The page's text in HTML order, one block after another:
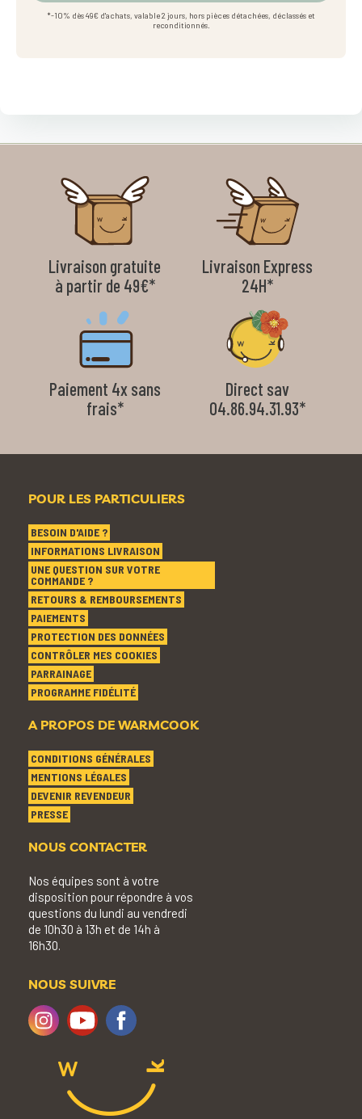
*-10% dès 49€ d'achats, valable 2 jours, hors pièces détachées, déclassés et
reconditionnés.
Livraison gratuite
à partir de 49€*
Livraison Express
24H*
Paiement 4x sans
frais*
Direct sav
04.86.94.31.93*
POUR LES PARTICULIERS
BESOIN D'AIDE ?
INFORMATIONS LIVRAISON
UNE QUESTION SUR VOTRE
COMMANDE ?
RETOURS & REMBOURSEMENTS
PAIEMENTS
PROTECTION DES DONNÉES
CONTRÔLER MES COOKIES
PARRAINAGE
PROGRAMME FIDÉLITÉ
A PROPOS DE WARMCOOK
CONDITIONS GÉNÉRALES
MENTIONS LÉGALES
DEVENIR REVENDEUR
PRESSE
NOUS CONTACTER
Nos équipes sont à votre
disposition pour répondre à vos
questions du lundi au vendredi
de 10h30 à 13h et de 14h à
16h30.
NOUS SUIVRE